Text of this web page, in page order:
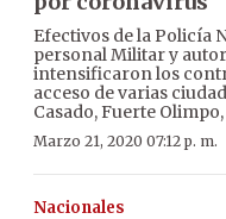
Efectivos de la Policía
personal Militar y
intensificaron los
acceso de varias
Casado, Fuerte
Marzo 21, 2020 07:12 p. m.
Nacionales